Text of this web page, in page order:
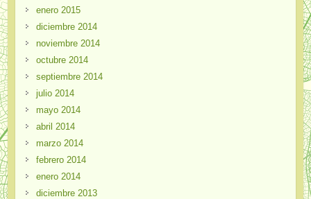
enero 2015
diciembre 2014
noviembre 2014
octubre 2014
septiembre 2014
julio 2014
mayo 2014
abril 2014
marzo 2014
febrero 2014
enero 2014
diciembre 2013